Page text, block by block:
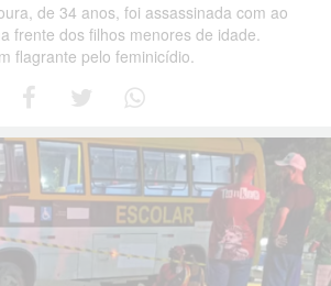
de 34 anos, foi assassinada com ao
frente dos filhos menores de idade.
flagrante pelo feminicídio.